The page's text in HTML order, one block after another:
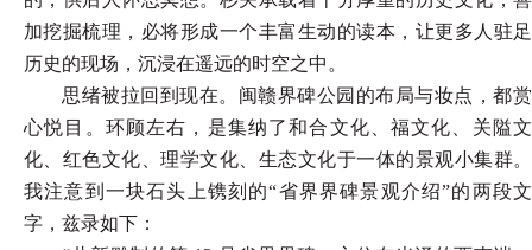
加挖掘梳理，必将形成一个丰富生动的读本，让更多人驻足
历史的现场，沉浸在遥远的时空之中。
思绪被拉回到现在。闽赣界碑公园的布局与妆点，都赏
心悦目。环顾左右，是集纳了和合文化、福文化、关隘文
化、红色文化、理学文化、生态文化于一体的景观小集群。
我注意到一块石头上镌刻的“省界界碑景观介绍”的两段文
字，兹录如下：